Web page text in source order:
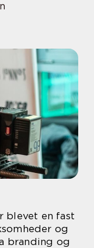
blevet en fast
og
branding og